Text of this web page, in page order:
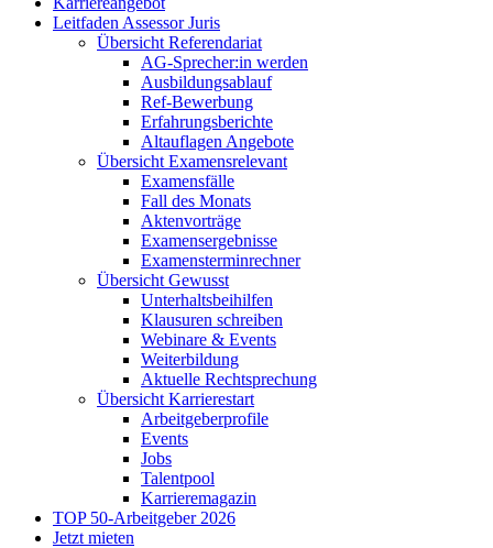
Leitfaden Assessor Juris
Übersicht Referendariat
AG-Sprecher:in werden
Ausbildungsablauf
Ref-Bewerbung
Erfahrungsberichte
Altauflagen Angebote
Übersicht Examensrelevant
Examensfälle
Fall des Monats
Aktenvorträge
Examensergebnisse
Examensterminrechner
Übersicht Gewusst
Unterhaltsbeihilfen
Klausuren schreiben
Webinare & Events
Weiterbildung
Aktuelle Rechtsprechung
Übersicht Karrierestart
Arbeitgeberprofile
Events
Jobs
Talentpool
Karrieremagazin
TOP 50-Arbeitgeber 2026
Jetzt mieten